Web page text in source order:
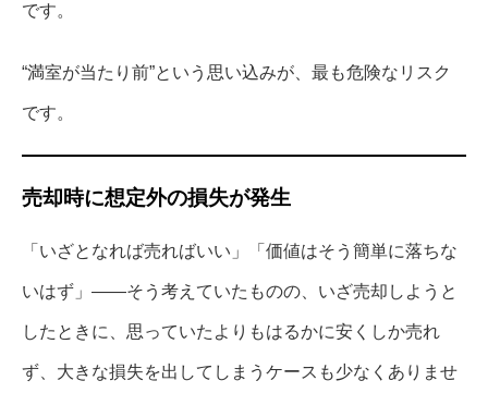
です。
“満室が当たり前”という思い込みが、最も危険なリスク
です。
売却時に想定外の損失が発生
「いざとなれば売ればいい」「価値はそう簡単に落ちな
いはず」――そう考えていたものの、いざ売却しようと
したときに、思っていたよりもはるかに安くしか売れ
ず、大きな損失を出してしまうケースも少なくありませ